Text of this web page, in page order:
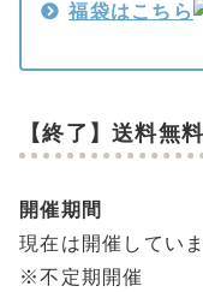
福袋はこちら
【終了】送料無
開催期間
現在は開催してい
※不定期開催